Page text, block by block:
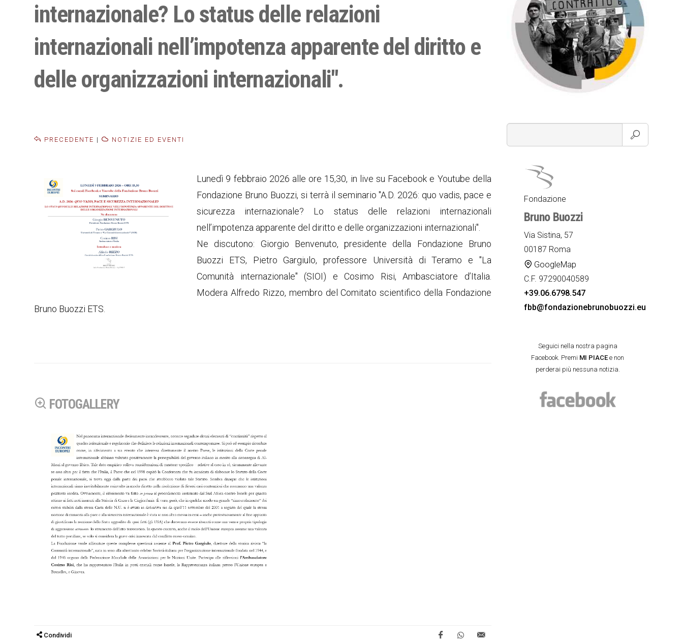
internazionale? Lo status delle relazioni
internazionali nell’impotenza apparente del diritto e
delle organizzazioni internazionali".
PRECEDENTE | NOTIZIE ED EVENTI
Lunedì 9 febbraio 2026 alle ore 15,30, in live su Facebook e Youtube della
Fondazione Bruno Buozzi, si terrà il seminario "A.D. 2026: quo vadis, pace e
sicurezza internazionale? Lo status delle relazioni internazionali
nell’impotenza apparente del diritto e delle organizzazioni internazionali".
Ne discutono: Giorgio Benvenuto, presidente della Fondazione Bruno
Buozzi ETS, Pietro Gargiulo, professore Università di Teramo e "La
Comunità internazionale" (SIOI) e Cosimo Risi, Ambasciatore d’Italia.
Modera Alfredo Rizzo, membro del Comitato scientifico della Fondazione
Bruno Buozzi ETS.
FOTOGALLERY
Condividi
Fondazione
Bruno Buozzi
Via Sistina, 57
00187 Roma
GoogleMap
C.F. 97290040589
+39.06.6798.547
fbb@fondazionebrunobuozzi.eu
Seguici nella nostra pagina
Facebook. Premi MI PIACE e non
perderai più nessuna notizia.